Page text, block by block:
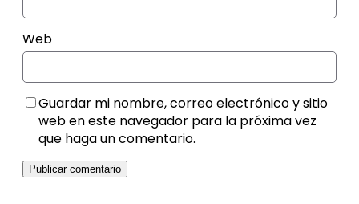
Web
Guardar mi nombre, correo electrónico y sitio
web en este navegador para la próxima vez
que haga un comentario.